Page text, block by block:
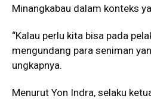
Minangkabau dalam konteks
“Kalau perlu kita bisa pada
mengundang para seniman
ungkapnya.
Menurut Yon Indra, selaku